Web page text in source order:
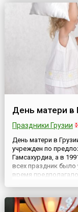
независимость. 3
День матери в
Праздники Грузии
День матери в
учрежден по
Гамсахурдиа, а в
всех праздник
время
Це...